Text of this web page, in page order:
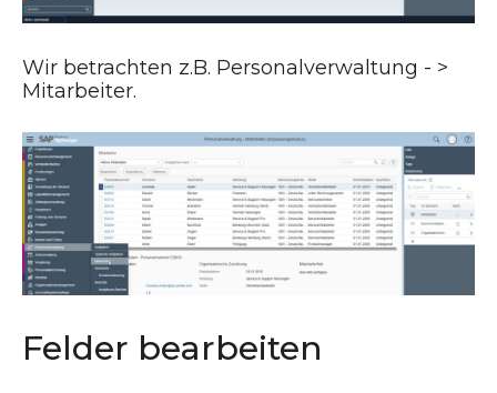
Wir betrachten z.B. Personalverwaltung - >
Mitarbeiter.
Felder bearbeiten